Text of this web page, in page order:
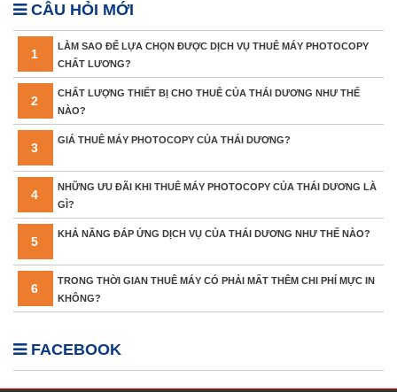
CÂU HỎI MỚI
1
LÀM SAO ĐỂ LỰA CHỌN ĐƯỢC DỊCH VỤ THUÊ MÁY PHOTOCOPY
CHẤT LƯƠNG?
2
CHẤT LƯỢNG THIẾT BỊ CHO THUÊ CỦA THÁI DƯƠNG NHƯ THẾ
NÀO?
3
GIÁ THUÊ MÁY PHOTOCOPY CỦA THÁI DƯƠNG?
4
NHỮNG ƯU ĐÃI KHI THUÊ MÁY PHOTOCOPY CỦA THÁI DƯƠNG LÀ
GÌ?
5
KHẢ NĂNG ĐÁP ỨNG DỊCH VỤ CỦA THÁI DƯƠNG NHƯ THẾ NÀO?
6
TRONG THỜI GIAN THUÊ MÁY CÓ PHẢI MẤT THÊM CHI PHÍ MỰC IN
KHÔNG?
FACEBOOK